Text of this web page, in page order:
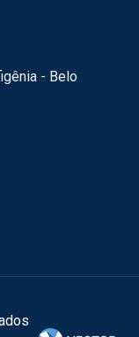
- Belo